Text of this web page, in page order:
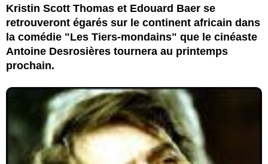
Kristin Scott Thomas et Edouard Baer se
retrouveront égarés sur le continent africain dans
la comédie "Les Tiers-mondains" que le cinéaste
Antoine Desrosières tournera au printemps
prochain.